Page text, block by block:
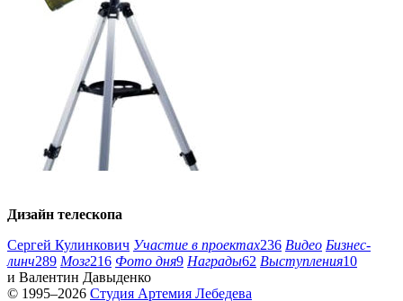
Дизайн телескопа
Сергей Кулинкович Участие в проектах236 Видео Бизнес-
линч289 Мозг216 Фото дня9 Награды62 Выступления10
и Валентин Давыденко
© 1995–2026 Студия Артемия Лебедева